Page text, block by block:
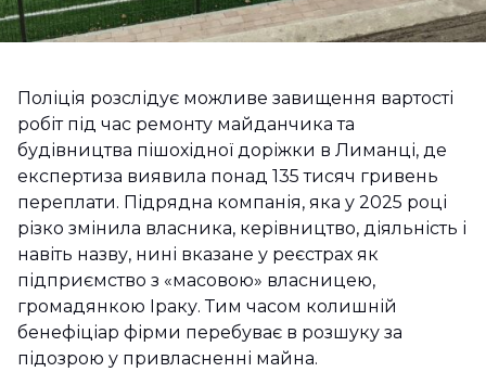
Поліція розслідує можливе завищення вартості
робіт під час ремонту майданчика та
будівництва пішохідної доріжки в Лиманці, де
експертиза виявила понад 135 тисяч гривень
переплати. Підрядна компанія, яка у 2025 році
різко змінила власника, керівництво, діяльність і
навіть назву, нині вказане у реєстрах як
підприємство з «масовою» власницею,
громадянкою Іраку. Тим часом колишній
бенефіціар фірми перебуває в розшуку за
підозрою у привласненні майна.